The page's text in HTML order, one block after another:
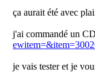
ça aurait été avec
j'ai commandé un
je vais tester et je